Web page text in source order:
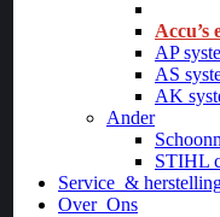
Accu’s
AP
AS
AK
Ander
STIHL
Service &
Over Ons